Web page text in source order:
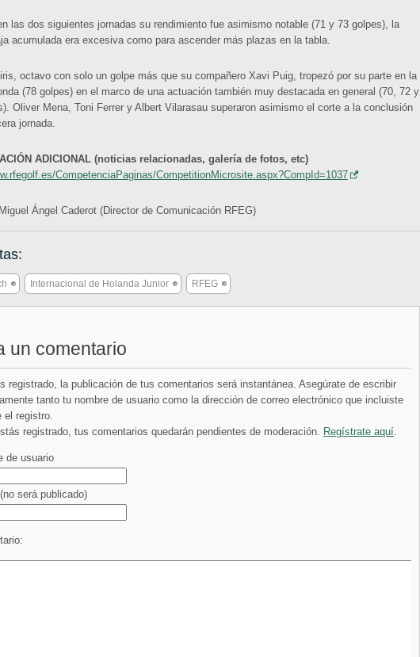
las dos siguientes jornadas su rendimiento fue asimismo notable (71 y 73 golpes), la
acumulada era excesiva como para ascender más plazas en la tabla.
octavo con solo un golpe más que su compañero Xavi Puig, tropezó por su parte en la
(78 golpes) en el marco de una actuación también muy destacada en general (70, 72 y
Oliver Mena, Toni Ferrer y Albert Vilarasau superaron asimismo el corte a la conclusión
jornada.
ADICIONAL (noticias relacionadas, galería de fotos, etc)
CompetenciaPaginas/CompetitionMicrosite.aspx?CompId=1037
Miguel Ángel Caderot (Director de Comunicación RFEG)
Internacional de Holanda Junior RFEG
un comentario
registrado, la publicación de tus comentarios será instantánea. Asegúrate de escribir
tanto tu nombre de usuario como la dirección de correo electrónico que incluiste
el registro.
registrado, tus comentarios quedarán pendientes de moderación. Regístrate aquí.
de usuario
(no será publicado)